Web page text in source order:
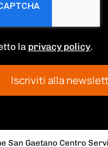
la privacy policy.
Iscriviti alla
San Gaetano Centro